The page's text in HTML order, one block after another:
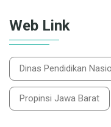
Web Link
Dinas Pendidikan
Propinsi Jawa Barat